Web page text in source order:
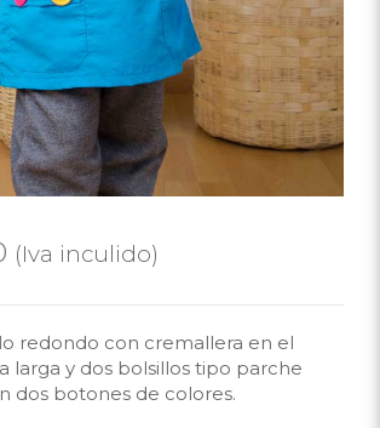
(Iva inculido)
redondo con cremallera en el
larga y dos bolsillos tipo parche
dos botones de colores.